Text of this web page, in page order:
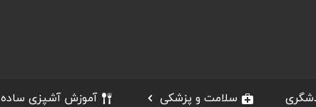
سلامت و پزشکی آموزش آشپزی ساده